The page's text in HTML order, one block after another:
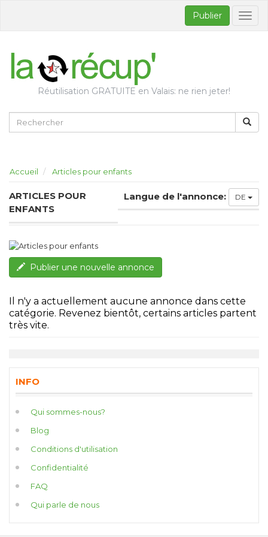
Publier
Réutilisation GRATUITE en Valais: ne rien jeter!
Accueil Articles pour enfants
ARTICLES POUR
ENFANTS
Langue de l'annonce: DE
Publier une nouvelle annonce
Il n'y a actuellement aucune annonce dans cette
catégorie. Revenez bientôt, certains articles partent
très vite.
INFO
Qui sommes-nous?
Blog
Conditions d'utilisation
Confidentialité
FAQ
Qui parle de nous